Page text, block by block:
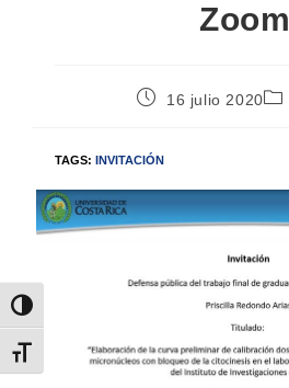
Alternar alto contraste
Alternar tamaño de letra
Zoom
16 julio 2020
TAGS: INVITACIÓN